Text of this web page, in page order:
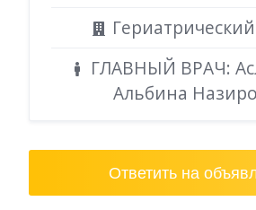
ГЛАВНЫЙ ВРАЧ:
Альбина
Ответить на